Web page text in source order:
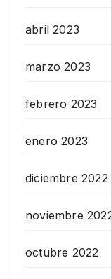
abril 2023
marzo 2023
febrero 2023
enero 2023
diciembre 2022
noviembre
octubre 2022